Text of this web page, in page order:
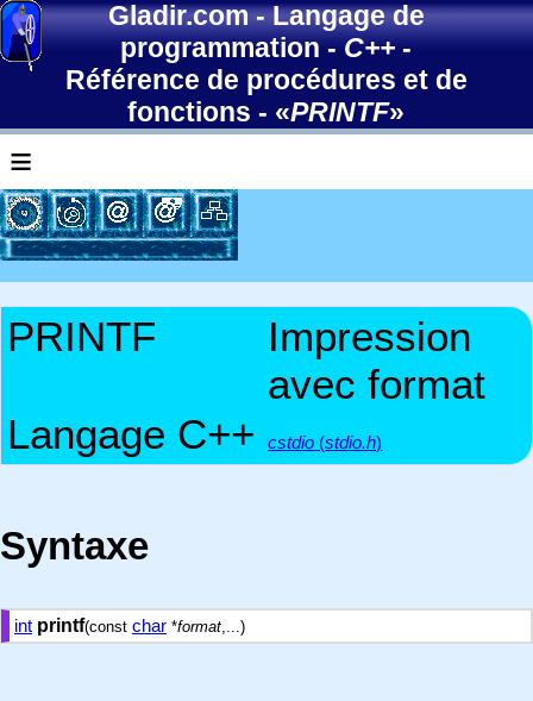
Gladir.com-Langage de
programmation-C++-
Référence de procédures et de
fonctions - «PRINTF»
≡
PRINTF
Impression
avec format
Langage C++
cstdio (stdio.h)
Syntaxe
int printf(const char *format,...)